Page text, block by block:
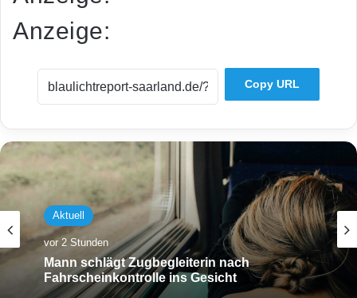
Anzeige:
Copy URL
Aktuell
vor 2 Stunden
Mann schlägt Zugbegleiterin nach
Fahrscheinkontrolle ins Gesicht